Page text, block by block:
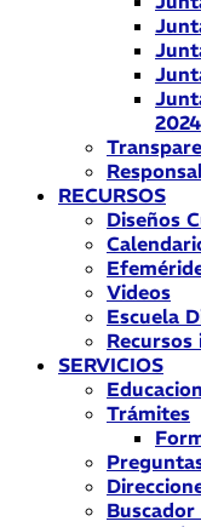
2024
RECURSOS
Diseños
Videos
Escuela
SERVICIOS
Trámites
Buscador